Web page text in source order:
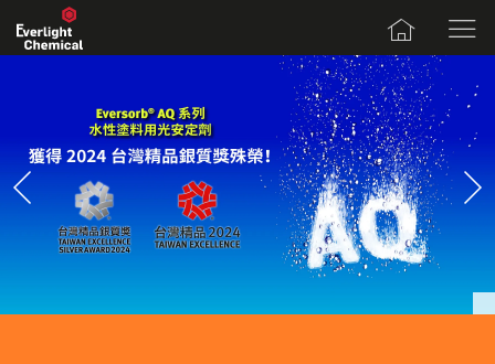
UV Absorber
Additives for Stabilization & Protection
UV Light Stabilizer
Additives for Sustainability & Future
UV Absorber / Light Stabilizer for
Coatings
Smart Polyurethane Coloring!
brings out higher color strength and stronger
High Performance Antioxidant
UV Absorber / UV Light Stabilizer
for Household
Eco-friendly Additives that Offer Protection in Daily